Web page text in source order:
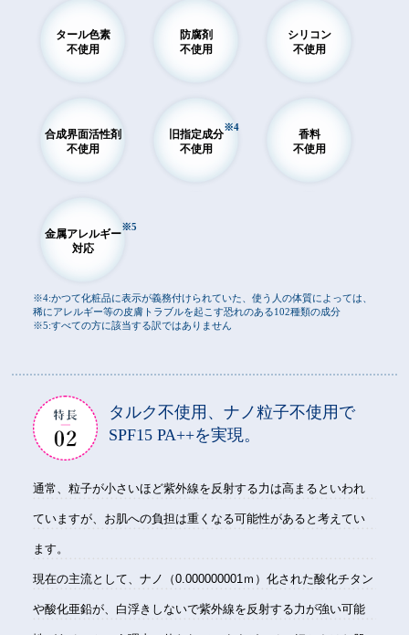
タール色素
不使用
防腐剤
不使用
シリコン
不使用
合成界面活性剤
不使用
旧指定成分
※4
不使用
香料
不使用
金属アレルギー
※5
対応
※4:かつて化粧品に表示が義務付けられていた、使う人の体質によっては、
稀にアレルギー等の皮膚トラブルを起こす恐れのある102種類の成分
※5:すべての方に該当する訳ではありません
タルク不使用、ナノ粒子不使用で
SPF15 PA++を実現。
通常、粒子が小さいほど紫外線を反射する力は高まるといわれ
ていますが、お肌への負担は重くなる可能性があると考えてい
ます。
現在の主流として、ナノ（0.000000001ｍ）化された酸化チタン
や酸化亜鉛が、白浮きしないで紫外線を反射する力が強い可能